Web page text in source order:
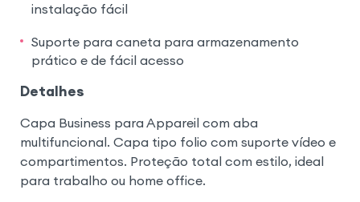
instalação fácil
Suporte para caneta para armazenamento
prático e de fácil acesso
Detalhes
Capa Business para Appareil com aba
multifuncional. Capa tipo folio com suporte vídeo e
compartimentos. Proteção total com estilo, ideal
para trabalho ou home office.